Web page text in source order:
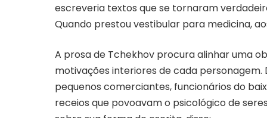
escreveria textos que se tornaram
Quando prestou vestibular para medicina,
A prosa de Tchekhov procura alinhar uma
motivações interiores de cada personagem.
pequenos comerciantes, funcionários do
receios que povoavam o psicológico de